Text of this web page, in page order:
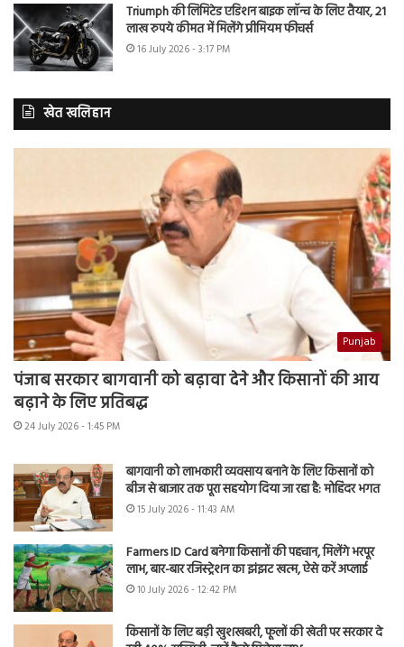
Triumph की लिमिटेड एडिशन बाइक लॉन्च के लिए तैयार, 21
लाख रुपये कीमत में मिलेंगे प्रीमियम फीचर्स
16 July 2026 - 3:17 PM
खेत खलिहान
Punjab
पंजाब सरकार बागवानी को बढ़ावा देने और किसानों की आय
बढ़ाने के लिए प्रतिबद्ध
24 July 2026 - 1:45 PM
बागवानी को लाभकारी व्यवसाय बनाने के लिए किसानों को
बीज से बाजार तक पूरा सहयोग दिया जा रहा है: मोहिंदर भगत
15 July 2026 - 11:43 AM
Farmers ID Card बनेगा किसानों की पहचान, मिलेंगे भरपूर
लाभ, बार-बार रजिस्ट्रेशन का झंझट खत्म, ऐसे करें अप्लाई
10 July 2026 - 12:42 PM
किसानों के लिए बड़ी खुशखबरी, फूलों की खेती पर सरकार दे